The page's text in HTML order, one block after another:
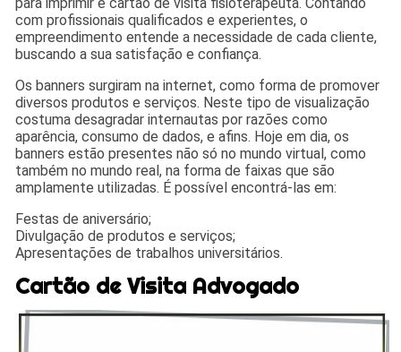
com profissionais qualificados e experientes, o
empreendimento entende a necessidade de cada cliente,
buscando a sua satisfação e confiança.
Os banners surgiram na internet, como forma de promover
diversos produtos e serviços. Neste tipo de visualização
costuma desagradar internautas por razões como
aparência, consumo de dados, e afins. Hoje em dia, os
banners estão presentes não só no mundo virtual, como
também no mundo real, na forma de faixas que são
amplamente utilizadas. É possível encontrá-las em:
Festas de aniversário;
Divulgação de produtos e serviços;
Apresentações de trabalhos universitários.
Cartão de Visita Advogado